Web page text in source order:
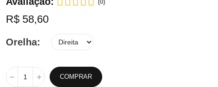
(0)
R$ 58,60
Orelha
COMPRAR